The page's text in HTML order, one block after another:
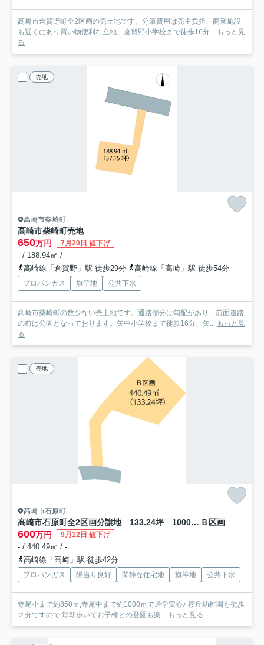
高崎市倉賀野町全2区画の売土地です。分筆費用は売主負担、商業施設
も近くにあり買い物便利な立地、倉賀野小学校まで徒歩16分... もっと見
る
売地
高崎市柴崎町
高崎市柴崎町売地
650万円 7月20日 値下げ
- / 188.94㎡ / -
高崎線「倉賀野」駅 徒歩29分
高崎線「高崎」駅 徒歩54分
プロパンガス 旗竿地 公共下水
高崎市柴崎町の数少ない売土地です。通路部分は勾配があり、前面道路
の前は公園となっております。矢中小学校まで徒歩16分、矢... もっと見
る
売地
高崎市石原町
高崎市石原町全2区画分譲地 133.24坪 1000万円 Ｂ区画
600万円 9月12日 値下げ
- / 440.49㎡ / -
高崎線「高崎」駅 徒歩42分
プロパンガス 陽当り良好 閑静な住宅地 旗竿地 公共下水
寺尾小まで約850ｍ,寺尾中まで約1000ｍで通学安心♪ 櫻丘幼稚園も徒歩
２分ですので 毎朝歩いてお子様との登園も楽... もっと見る